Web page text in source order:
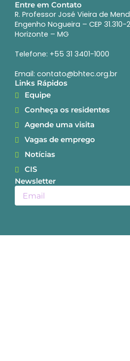
Entre em Contato
R. Professor José Vieira de
Engenho Nogueira – CEP
Horizonte – MG
Telefone: +55 31 3401-1000
Email: contato@bhtec.org.br
Links Rápidos
Equipe
Conheça os residentes
Agende uma visita
Vagas de emprego
Notícias
CIS
Newsletter